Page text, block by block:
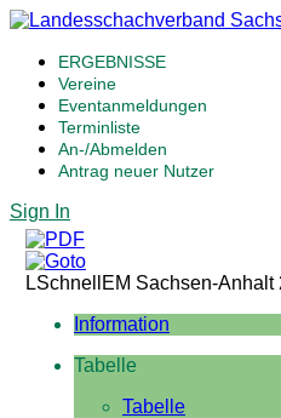
ERGEBNISSE
Vereine
Eventanmeldungen
Terminliste
An-/Abmelden
Antrag neuer Nutzer
Sign In
LSchnellEM Sachsen-Anhalt
Information
Tabelle
Tabelle